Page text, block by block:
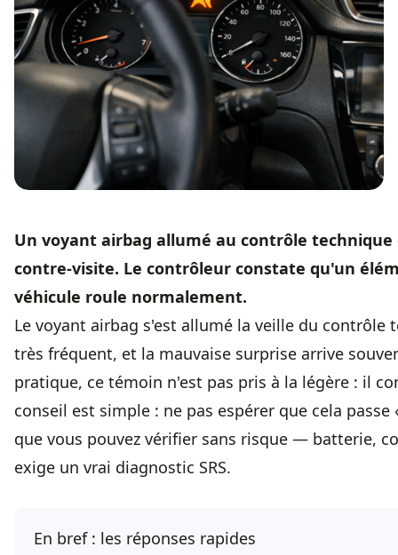
Un voyant airbag allumé au contrôle
contre-visite. Le contrôleur constate qu'un
véhicule roule normalement.
Le voyant airbag s'est allumé la veille du
très fréquent, et la mauvaise surprise arrive
pratique, ce témoin n'est pas pris à la légère : il
conseil est simple : ne pas espérer que cela
que vous pouvez vérifier sans risque — batterie,
exige un vrai diagnostic SRS.
En bref : les réponses rapides